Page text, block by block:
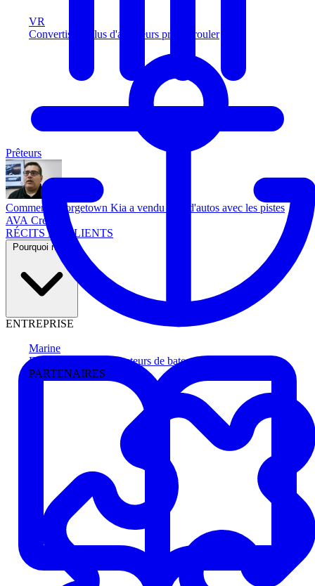
VR
Convertissez plus d'acheteurs prêts à rouler
Marine
Faites avancer les acheteurs de bateau
PARTENAIRES
Prêteurs
Comment Georgetown Kia a vendu plus d'autos avec les pistes
AVA Credit
RÉCITS DE CLIENTS
Pourquoi nous
ENTREPRISE